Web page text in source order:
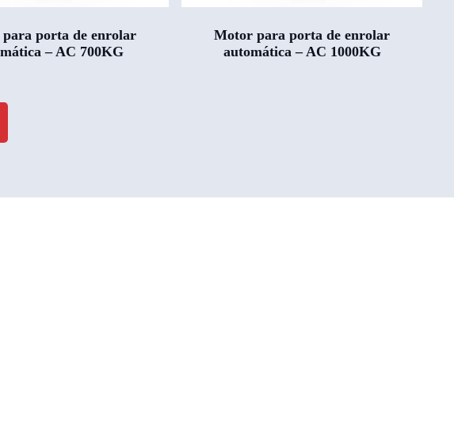
porta de enrolar
– AC 700KG
Motor para porta de enrolar
automática – AC 1000KG